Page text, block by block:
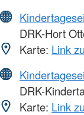
DRK-Hort
Karte: Link
DRK-
Karte: Link